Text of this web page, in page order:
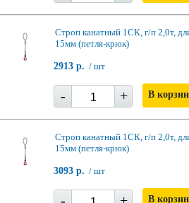
Строп канатный 1СК, г/п 2,0т,
15мм (петля-крюк)
2913 р. / шт
- + В
Строп канатный 1СК, г/п 2,0т,
15мм (петля-крюк)
3093 р. / шт
В